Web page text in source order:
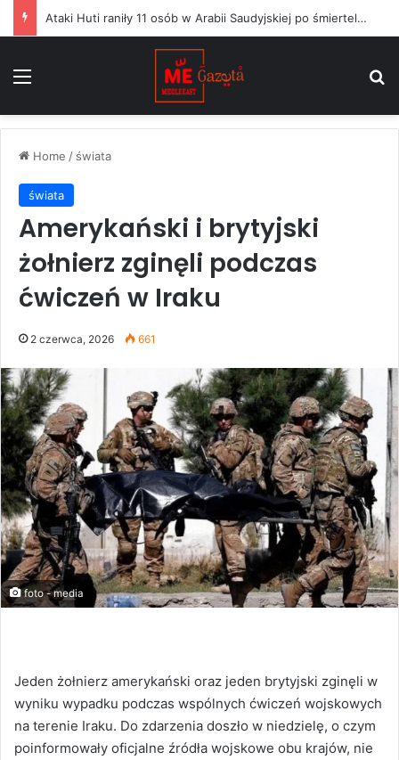
Ataki Huti raniły 11 osób w Arabii Saudyjskiej po śmiertelnym uderzeniu na wojska Jemenu
Home / świata
świata
Amerykański i brytyjski
żołnierz zginęli podczas
ćwiczeń w Iraku
2 czerwca, 2026 661
foto - media
Jeden żołnierz amerykański oraz jeden brytyjski zginęli w
wyniku wypadku podczas wspólnych ćwiczeń wojskowych
na terenie Iraku. Do zdarzenia doszło w niedzielę, o czym
poinformowały oficjalne źródła wojskowe obu krajów, nie